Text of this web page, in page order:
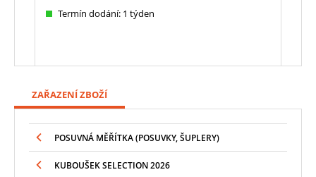
Termín dodání: 1 týden
ZAŘAZENÍ ZBOŽÍ
POSUVNÁ MĚŘÍTKA (POSUVKY, ŠUPLERY)
KUBOUŠEK SELECTION 2026